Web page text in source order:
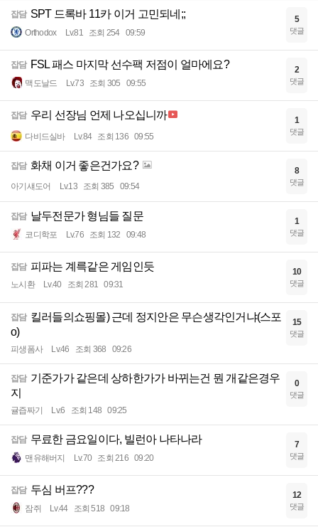
잡담 SPT 드록바 11카 이거 고민되네;;
Orthodox Lv.81 조회 254 09:59
5
댓글
잡담 FSL 패스 마지막 선수팩 저점이 얼마에요?
맥도날드 Lv.73 조회 305 09:55
2
댓글
잡담 우리 선장님 언제 나오십니까
다비드실바 Lv.84 조회 136 09:55
1
댓글
잡담 화채 이거 좋은건가요?
아기섀도어 Lv.13 조회 385 09:54
8
댓글
잡담 날두전문가 형님들 질문
코디학포 Lv.76 조회 132 09:48
1
댓글
잡담 피파는 계륵같은 게임인듯
노시환 Lv.40 조회 281 09:31
10
댓글
잡담 킬러들의쇼핑몰) 근데 정지안은 무슨생각인거냐(스포
o)
피생폼사 Lv.46 조회 368 09:26
15
댓글
잡담 기준가가 같은데 상하한가가 바뀌는건 뭔 개같은경우
지
귤즙짜기 Lv.6 조회 148 09:25
0
댓글
잡담 무료한 금요일이다, 빌런아 나타나라
맨유해버지 Lv.70 조회 216 09:20
7
댓글
잡담 두심 버프???
잠쥐 Lv.44 조회 518 09:18
12
댓글